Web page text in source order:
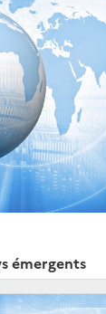
émergents